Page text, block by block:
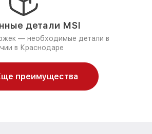
детали MSI
— необходимые детали в
в Краснодаре
преимущества